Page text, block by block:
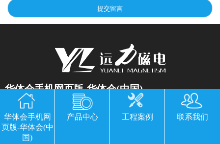
华体会手机网页版-华体会(中国)
公司地址：山东临朐县经济开发区北环路
电话：13869611251 郭经理 微信同号
传真：0536-3435877
华体会手机网
页版-华体会(中
国)
产品中心 工程案例 联系我们